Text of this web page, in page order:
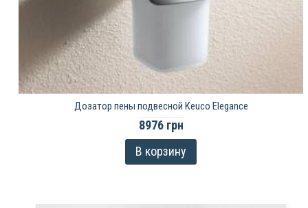
Дозатор пены подвесной Keuco Elegance
8976 грн
В корзину